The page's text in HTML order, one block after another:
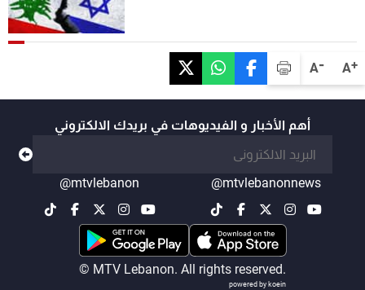
A+
A-
أهم الأخبار و الفيديوهات في بريدك الالكتروني
@mtvlebanonnews
@mtvlebanon
© MTV Lebanon. All rights reserved.
powered by koein